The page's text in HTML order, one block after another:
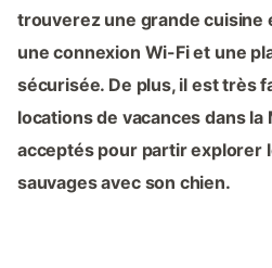
trouverez une grande cuisine
une connexion Wi-Fi et une
sécurisée. De plus, il est très
locations de vacances dans la
acceptés pour partir explorer
sauvages avec son chien.